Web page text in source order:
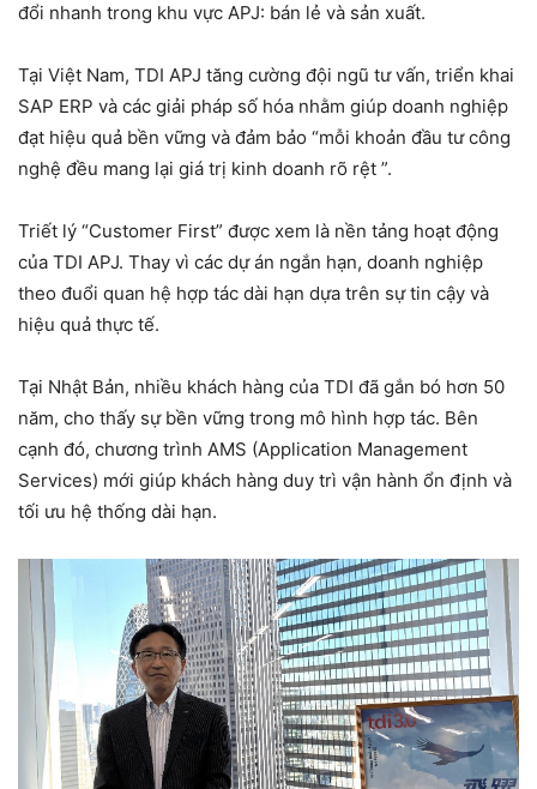
đổi nhanh trong khu vực APJ: bán lẻ và sản xuất.
Tại Việt Nam, TDI APJ tăng cường đội ngũ tư vấn, triển khai
SAP ERP và các giải pháp số hóa nhằm giúp doanh nghiệp
đạt hiệu quả bền vững và đảm bảo “mỗi khoản đầu tư công
nghệ đều mang lại giá trị kinh doanh rõ rệt ”.
Triết lý “Customer First” được xem là nền tảng hoạt động
của TDI APJ. Thay vì các dự án ngắn hạn, doanh nghiệp
theo đuổi quan hệ hợp tác dài hạn dựa trên sự tin cậy và
hiệu quả thực tế.
Tại Nhật Bản, nhiều khách hàng của TDI đã gắn bó hơn 50
năm, cho thấy sự bền vững trong mô hình hợp tác. Bên
cạnh đó, chương trình AMS (Application Management
Services) mới giúp khách hàng duy trì vận hành ổn định và
tối ưu hệ thống dài hạn.